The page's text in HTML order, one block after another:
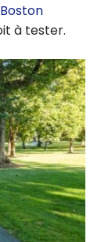
à tester.